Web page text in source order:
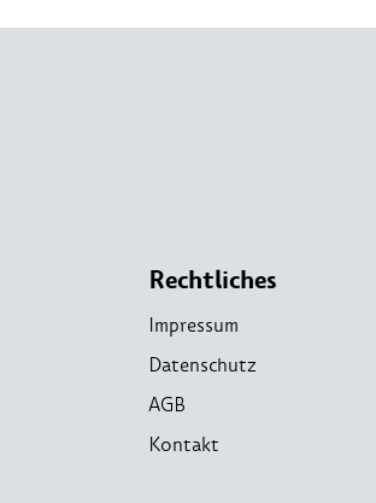
Rechtliches
Impressum
Datenschutz
AGB
Kontakt